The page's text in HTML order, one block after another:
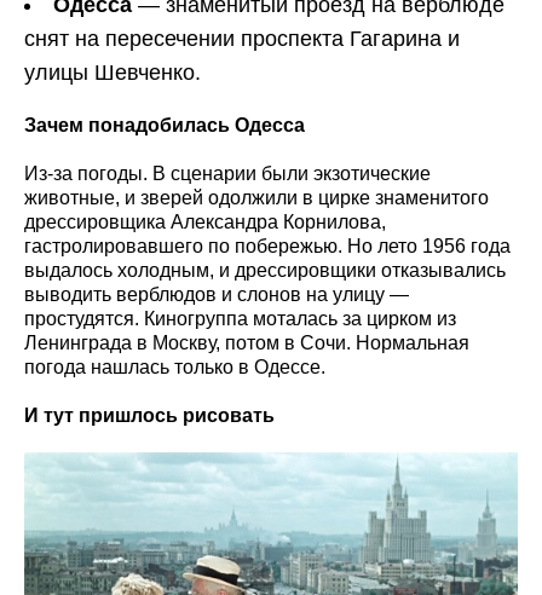
снят на пересечении проспекта Гагарина и
улицы Шевченко.
Зачем понадобилась Одесса
Из-за погоды. В сценарии были экзотические
животные, и зверей одолжили в цирке знаменитого
дрессировщика Александра Корнилова,
гастролировавшего по побережью. Но лето 1956 года
выдалось холодным, и дрессировщики отказывались
выводить верблюдов и слонов на улицу —
простудятся. Киногруппа моталась за цирком из
Ленинграда в Москву, потом в Сочи. Нормальная
погода нашлась только в Одессе.
И тут пришлось рисовать